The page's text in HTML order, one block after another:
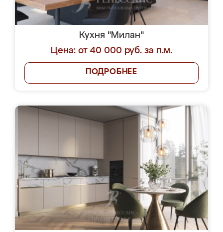
Кухня "Милан"
Цена: от 40 000 руб. за п.м.
ПОДРОБНЕЕ